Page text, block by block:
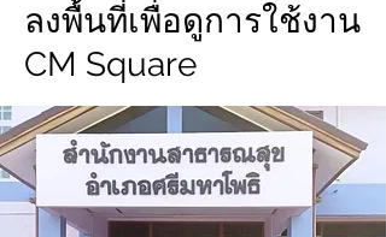
ลงพื้นที่เพื่อดูการใช้งาน
CM Square